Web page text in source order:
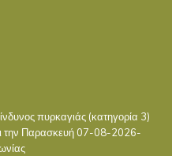
πυρκαγιάς (κατηγορία 3)
την Παρασκευή 07-08-2026-